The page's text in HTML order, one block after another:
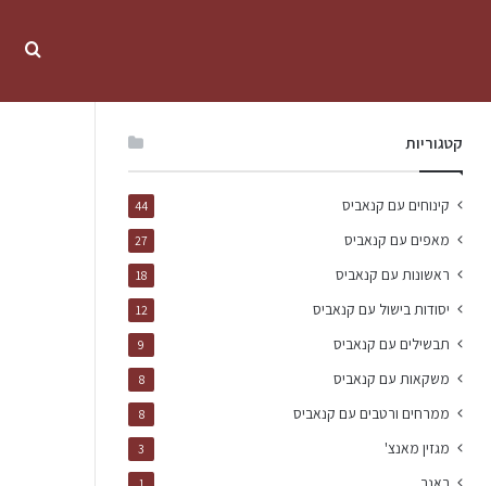
קטגוריות
קינוחים עם קנאביס 44
מאפים עם קנאביס 27
ראשונות עם קנאביס 18
יסודות בישול עם קנאביס 12
תבשילים עם קנאביס 9
משקאות עם קנאביס 8
ממרחים ורטבים עם קנאביס 8
מגזין מאנצ' 3